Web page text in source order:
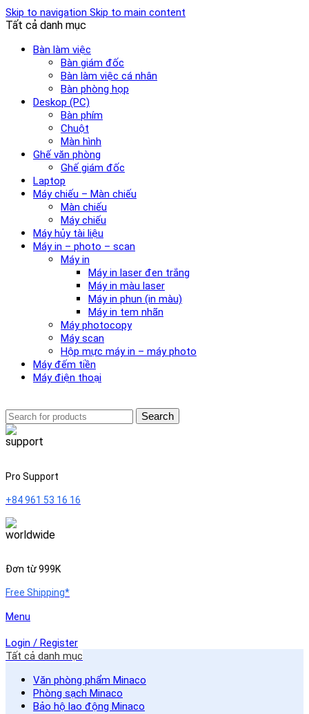
Skip to navigation Skip to main content
Tất cả danh mục
Bàn làm việc
Bàn giám đốc
Bàn làm việc cá nhân
Bàn phòng họp
Deskop (PC)
Bàn phím
Chuột
Màn hình
Ghế văn phòng
Ghế giám đốc
Laptop
Máy chiếu – Màn chiếu
Màn chiếu
Máy chiếu
Máy hủy tài liệu
Máy in – photo – scan
Máy in
Máy in laser đen trắng
Máy in màu laser
Máy in phun (in màu)
Máy in tem nhãn
Máy photocopy
Máy scan
Hộp mực máy in – máy photo
Máy đếm tiền
Máy điện thoại
Search
Pro Support
+84 961 53 16 16
Đơn từ 999K
Free Shipping*
Menu
Login / Register
Tất cả danh mục
Văn phòng phẩm Minaco
Phòng sạch Minaco
Bảo hộ lao động Minaco